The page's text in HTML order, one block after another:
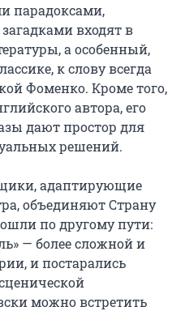
парадоксами,
входят в
а особенный,
к слову всегда
Фоменко. Кроме того,
автора, его
дают простор для
решений.
адаптирующие
объединяют Страну
по другому пути:
— более сложной и
и постарались
можно встретить